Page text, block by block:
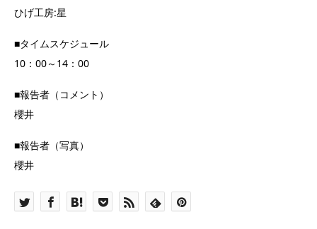
ひげ工房:星
■タイムスケジュール
10：00～14：00
■報告者（コメント）
櫻井
■報告者（写真）
櫻井